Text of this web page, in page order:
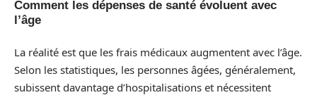
Comment les dépenses de santé évoluent avec
l’âge
La réalité est que les frais médicaux augmentent avec l’âge.
Selon les statistiques, les personnes âgées, généralement,
subissent davantage d’hospitalisations et nécessitent